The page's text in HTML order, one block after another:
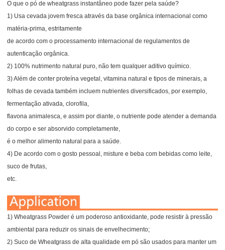
O que o pó de wheatgrass instantâneo pode fazer pela saúde?
1) Usa cevada jovem fresca através da base orgânica internacional como
matéria-prima, estritamente
de acordo com o processamento internacional de regulamentos de
autenticação orgânica.
2) 100% nutrimento natural puro, não tem qualquer aditivo químico.
3) Além de conter proteína vegetal, vitamina natural e tipos de minerais, a
folhas de cevada também incluem nutrientes diversificados, por exemplo,
fermentação ativada, clorofila,
flavona animalesca, e assim por diante, o nutriente pode atender a demanda
do corpo e ser absorvido completamente,
é o melhor alimento natural para a saúde.
4) De acordo com o gosto pessoal, misture e beba com bebidas como leite,
suco de frutas,
etc.
1) Wheatgrass Powder é um poderoso antioxidante, pode resistir à pressão
ambiental para reduzir os sinais de envelhecimento;
2) Suco de Wheatgrass de alta qualidade em pó são usados para manter um